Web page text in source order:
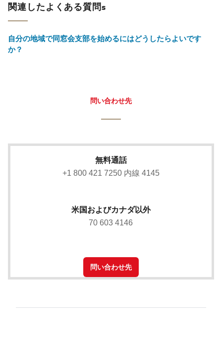
関連したよくある質問s
自分の地域で同窓会支部を始めるにはどうしたらよいです
か？
問い合わせ先
無料通話
+1 800 421 7250 内線 4145
米国およびカナダ以外
70 603 4146
問い合わせ先